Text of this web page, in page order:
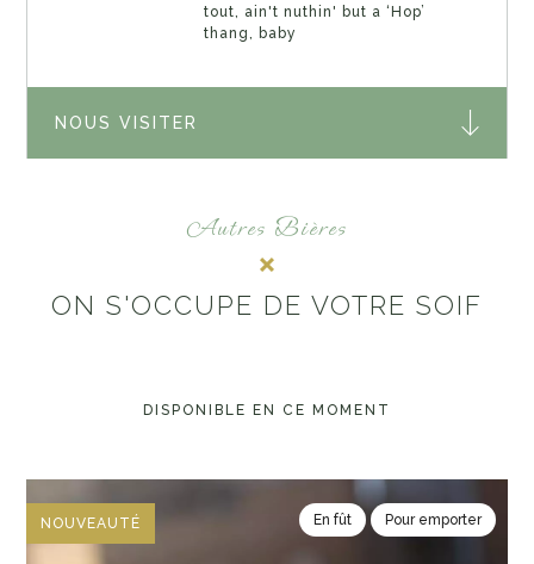
tout, ain't nuthin' but a ‘Hop’
thang, baby
NOUS VISITER
Autres Bières
ON S'OCCUPE DE VOTRE SOIF
DISPONIBLE EN CE MOMENT
NOUVEAUTÉ En fût Pour emporter